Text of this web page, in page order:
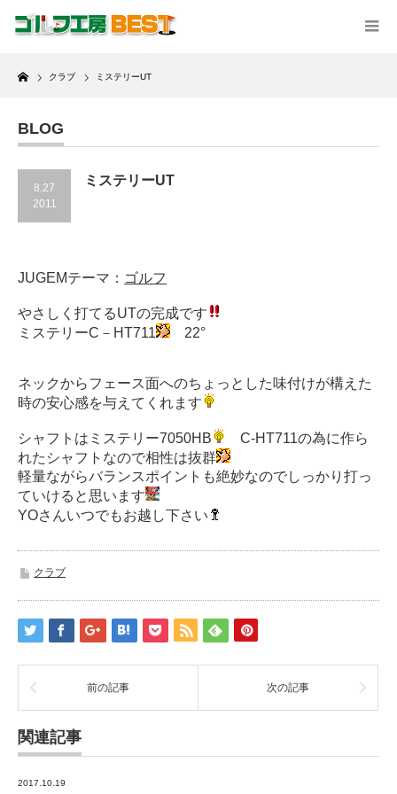
Home
クラブ ミステリーUT
BLOG
8.27
2011
ミステリーUT
JUGEMテーマ： ゴルフ
やさしく打てるUTの完成です
ミステリーC－HT711
22°
ネックからフェース面へのちょっとした味付けが構えた
時の安心感を与えてくれます
シャフトはミステリー7050HB
C-HT711の為に作ら
れたシャフトなので相性は抜群
軽量ながらバランスポイントも絶妙なのでしっかり打っ
ていけると思います
YOさんいつでもお越し下さい
クラブ
前の記事 次の記事
関連記事
2017.10.19